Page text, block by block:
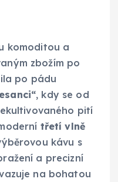
komoditou a
zbožím po
po pádu
, kdy se od
pití
třetí vlně
kávu s
a precizní
na bohatou